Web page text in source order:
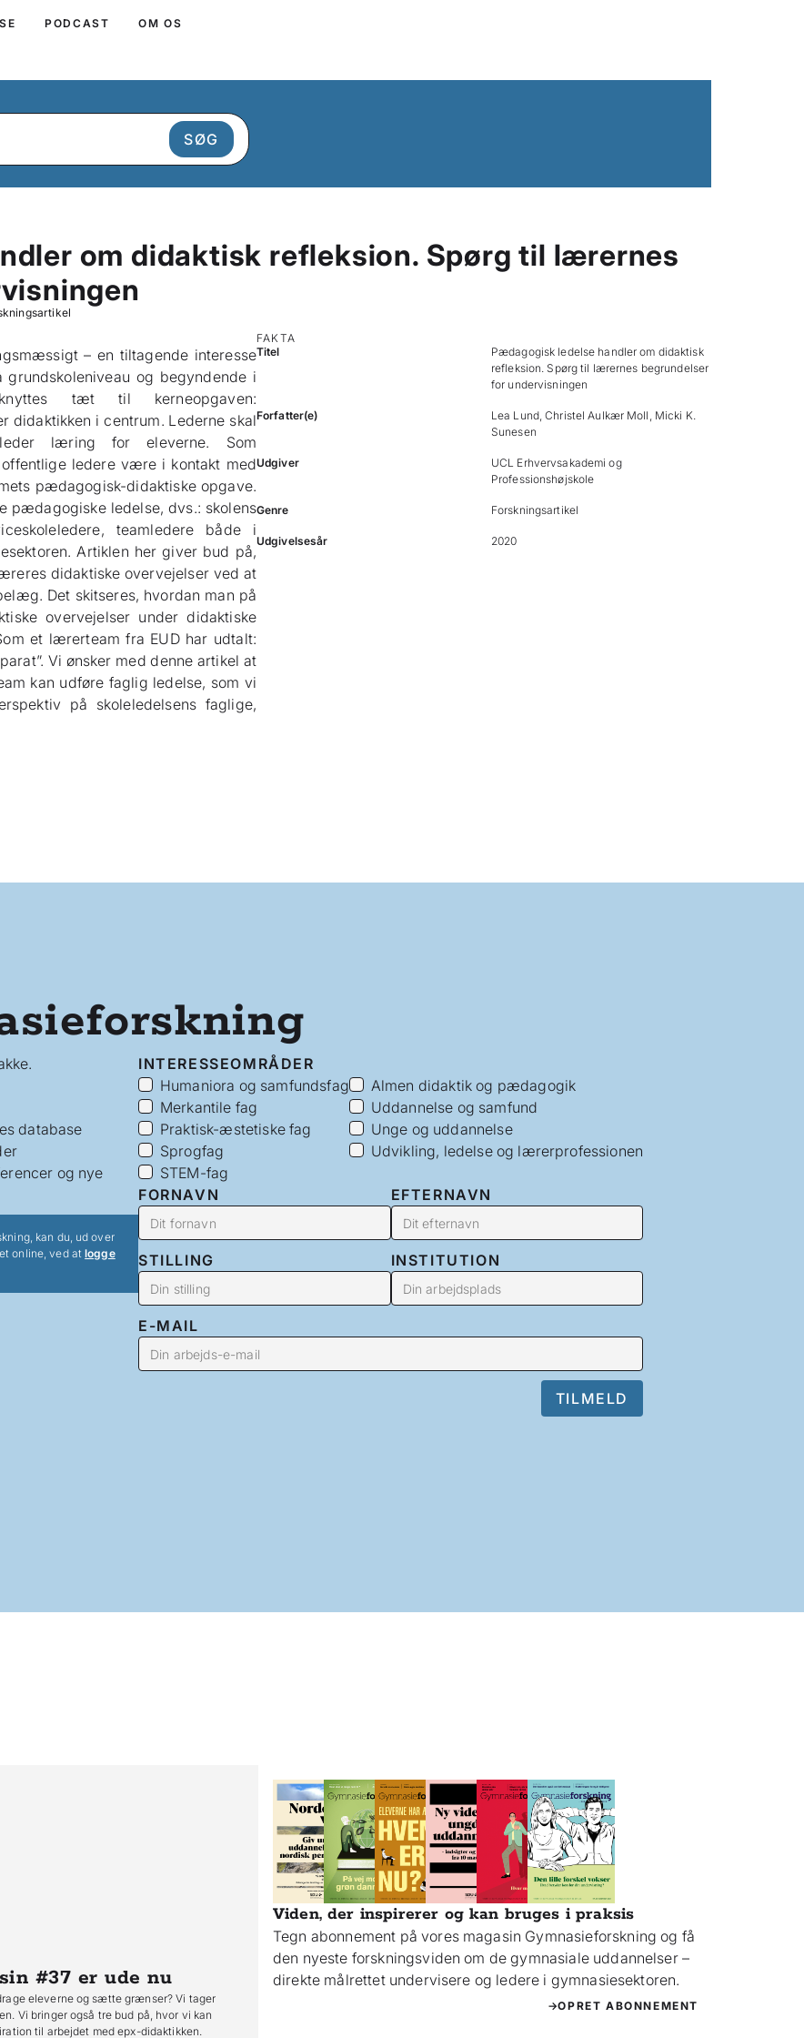
PODCAST OM OS
om didaktisk refleksion. Spørg til lærernes
– en tiltagende interesse
og begyndende i
knyttes tæt til kerneopgaven:
didaktikken i centrum. Lederne skal
læring for eleverne. Som
ledere være i kontakt med
pædagogisk-didaktiske opgave.
pædagogiske ledelse, dvs.: skolens
teamledere både i
Artiklen her giver bud på,
didaktiske overvejelser ved at
Det skitseres, hvordan man på
overvejelser under didaktiske
et lærerteam fra EUD har udtalt:
Vi ønsker med denne artikel at
kan udføre faglig ledelse, som vi
på skoleledelsens faglige,
FAKTA
Titel
Pædagogisk ledelse handler om didaktisk
refleksion. Spørg til lærernes begrundelser
for undervisningen
Forfatter(e)
Lea Lund, Christel Aulkær Moll, Micki K.
Sunesen
Udgiver
UCL Erhvervsakademi og
Professionshøjskole
Genre Forskningsartikel
Udgivelsesår 2020
database
og nye
kan du, ud over
online, ved atlogge
INTERESSEOMRÅDER
Humaniora og samfundsfag
Merkantile fag
Praktisk-æstetiske fag
Sprogfag
STEM-fag
Almen didaktik og pædagogik
Uddannelse og samfund
Unge og uddannelse
Udvikling, ledelse og lærerprofessionen
FORNAVN EFTERNAVN
STILLING INSTITUTION
E-MAIL
#37 er ude nu
eleverne og sætte grænser? Vi tager
Vi bringer også tre bud på, hvor vi kan
til arbejdet med epx-didaktikken.
Viden, der inspirerer og kan bruges i praksis
Tegn abonnement på vores magasin Gymnasieforskning og få
den nyeste forskningsviden om de gymnasiale uddannelser –
direkte målrettet undervisere og ledere i gymnasiesektoren.
OPRET ABONNEMENT